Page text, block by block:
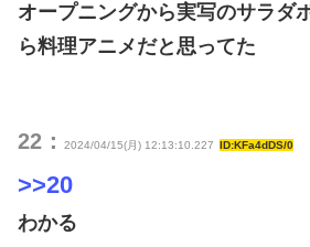
オープニングから実写のサラダ
ら料理アニメだと思ってた
22： 2024/04/15(月) 12:13:10.227 ID:KFa4dDS/0
>>20
わかる